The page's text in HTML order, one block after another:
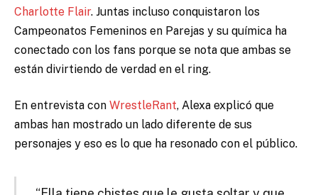
Charlotte Flair. Juntas incluso conquistaron los
Campeonatos Femeninos en Parejas y su química ha
conectado con los fans porque se nota que ambas se
están divirtiendo de verdad en el ring.
En entrevista con WrestleRant, Alexa explicó que
ambas han mostrado un lado diferente de sus
personajes y eso es lo que ha resonado con el público.